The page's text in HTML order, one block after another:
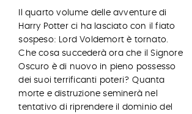
Il quarto volume delle avventure di
Harry Potter ci ha lasciato con il fiato
sospeso: Lord Voldemort è tornato.
Che cosa succederà ora che il Signore
Oscuro è di nuovo in pieno possesso
dei suoi terrificanti poteri? Quanta
morte e distruzione seminerà nel
tentativo di riprendere il dominio del